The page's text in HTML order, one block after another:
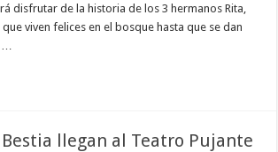
disfrutar de la historia de los 3 hermanos Rita,
viven felices en el bosque hasta que se dan
Bestia llegan al Teatro Pujante